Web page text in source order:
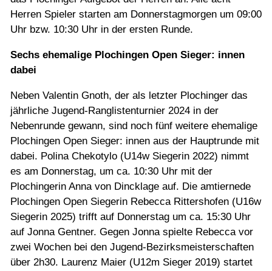
Herren Spieler starten am Donnerstagmorgen um 09:00
Uhr bzw. 10:30 Uhr in der ersten Runde.
Sechs ehemalige Plochingen Open Sieger: innen
dabei
Neben Valentin Gnoth, der als letzter Plochinger das
jährliche Jugend-Ranglistenturnier 2024 in der
Nebenrunde gewann, sind noch fünf weitere ehemalige
Plochingen Open Sieger: innen aus der Hauptrunde mit
dabei. Polina Chekotylo (U14w Siegerin 2022) nimmt
es am Donnerstag, um ca. 10:30 Uhr mit der
Plochingerin Anna von Dincklage auf. Die amtiernede
Plochingen Open Siegerin Rebecca Rittershofen (U16w
Siegerin 2025) trifft auf Donnerstag um ca. 15:30 Uhr
auf Jonna Gentner. Gegen Jonna spielte Rebecca vor
zwei Wochen bei den Jugend-Bezirksmeisterschaften
über 2h30. Laurenz Maier (U12m Sieger 2019) startet